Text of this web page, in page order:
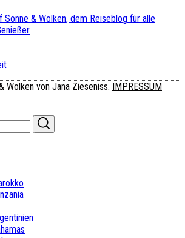
Sonne & Wolken, dem Reiseblog für alle
von Jana Zieseniss. IMPRESSUM